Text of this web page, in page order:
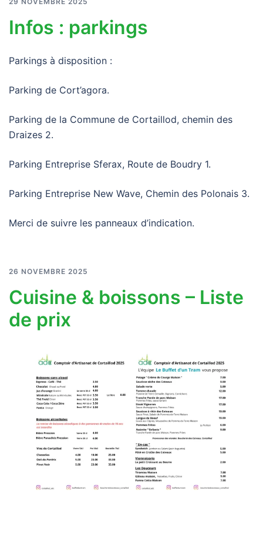
Infos : parkings
Parkings à disposition :
Parking de Cort’agora.
Parking de la Commune de Cortaillod, chemin des
Draizes 2.
Parking Entreprise Sferax, Route de Boudry 1.
Parking Entreprise New Wave, Chemin des Polonais 3.
Merci de suivre les panneaux d’indication.
26 NOVEMBRE 2025
Cuisine & boissons – Liste
de prix